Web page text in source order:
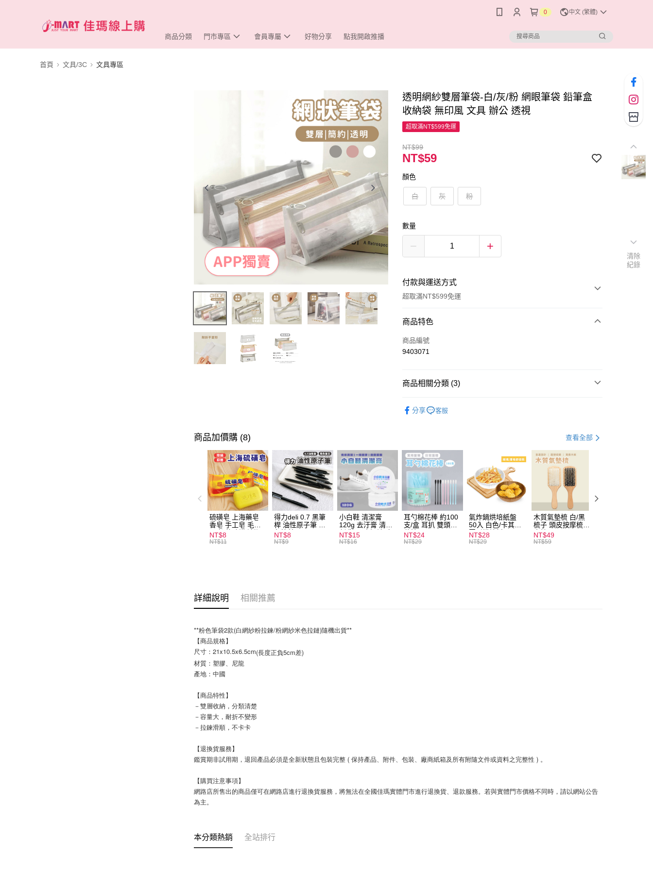
0 中文 (繁體)
商品分類 門市專區 會員專屬 好物分享 點我開啟推播
首頁 文具/3C 文具專區
透明網紗雙層筆袋-白/灰/粉 網眼筆袋 鉛筆盒
收納袋 無印風 文具 辦公 透視
超取滿NT$599免運
NT$99
NT$59
顏色
白 灰 粉
數量
付款與運送方式
超取滿NT$599免運
付款方式
信用卡一次付款
街口支付
運送方式
全家取貨付款
每筆NT$60，滿NT$599(含以上)免運費
付款後全家取貨
每筆NT$60，滿NT$599(含以上)免運費
商品特色
商品編號
9403071
商品相關分類 (3)
分享 客服
商品加價購 (8) 查看全部
硫磺皂 上海藥皂
香皂 手工皂 毛囊
炎 抑菌除蟎 清潔
護膚 去油去痘 寵
NT$8
NT$11
得力deli 0.7 黑筆
桿 油性原子筆 黑
色筆芯 S304
NT$8
NT$9
小白鞋 清潔膏
120g 去汙膏 清潔
劑 鞋子 去汙漬 白
皮鞋 鞋油
NT$15
NT$16
耳勺棉花棒 約100
支/盒 耳扒 雙頭棉
花棒
NT$24
NT$29
氣炸鍋烘培紙盤
50入 白色/卡其色
圓形烘焙紙
NT$28
NT$29
木質氣墊梳 白/黑
梳子 頭皮按摩梳
木梳
NT$49
NT$59
詳細說明 相關推薦
**粉色筆袋2款(白網紗粉拉鍊/粉網紗米色拉鏈)隨機出貨**
【商品規格】
尺寸：21x10.5x6.5cm(長度正負5cm差)
材質：塑膠、尼龍
產地：中國
【商品特性】
－雙層收納，分類清楚
－容量大，耐折不變形
－拉鍊滑順，不卡卡
【退換貨服務】
鑑賞期非試用期，退回產品必須是全新狀態且包裝完整 ( 保持產品、附件、包裝、廠商紙箱及所有附隨文件或資料之完整性 ) 。
【購買注意事項】
網路店所售出的商品僅可在網路店進行退換貨服務，將無法在全國佳瑪實體門市進行退換貨、退款服務。若與實體門市價格不同時，請以網站公告
為主。
本分類熱銷 全站排行
清除
紀錄